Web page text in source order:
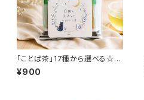
「ことば茶」17種から選べる☆和
フィナンシェぷちギフト【クリック
ポストは2点まで】
¥900